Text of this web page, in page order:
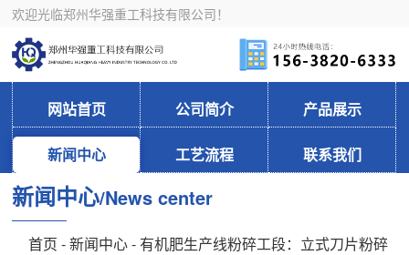
欢迎光临郑州华强重工科技有限公司！
网站首页 公司简介 产品展示
新闻中心 工艺流程 联系我们
新闻中心/News center
首页 -新闻中心- 有机肥生产线粉碎工段：立式刀片粉碎